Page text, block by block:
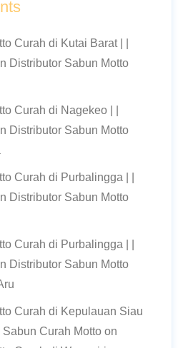
Curah di Kutai Barat | |
Distributor Sabun Motto
Curah di Nagekeo | |
Distributor Sabun Motto
Curah di Purbalingga | |
Distributor Sabun Motto
Curah di Purbalingga | |
Distributor Sabun Motto
Curah di Kepulauan Siau
Curah Motto on